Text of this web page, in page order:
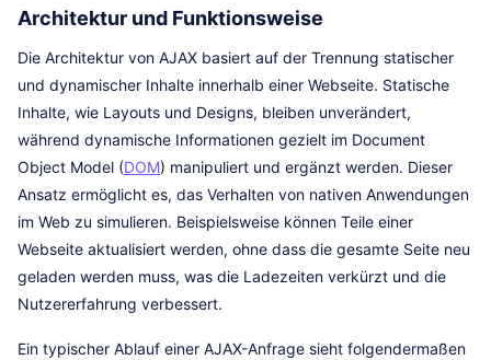
Architektur und Funktionsweise
Die Architektur von AJAX basiert auf der Trennung statischer
und dynamischer Inhalte innerhalb einer Webseite. Statische
Inhalte, wie Layouts und Designs, bleiben unverändert,
während dynamische Informationen gezielt im Document
Object Model (DOM) manipuliert und ergänzt werden. Dieser
Ansatz ermöglicht es, das Verhalten von nativen Anwendungen
im Web zu simulieren. Beispielsweise können Teile einer
Webseite aktualisiert werden, ohne dass die gesamte Seite neu
geladen werden muss, was die Ladezeiten verkürzt und die
Nutzererfahrung verbessert.
Ein typischer Ablauf einer AJAX-Anfrage sieht folgendermaßen